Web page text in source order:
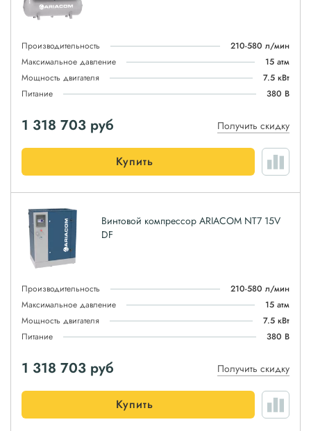
Производительность
210-580 л/мин
Максимальное давление
15 атм
Мощность двигателя
7.5 кВт
Питание
380 В
1 318 703 руб Получить скидку
Купить
Винтовой компрессор ARIACOM NT7 15V
DF
Производительность
210-580 л/мин
Максимальное давление
15 атм
Мощность двигателя
7.5 кВт
Питание
380 В
1 318 703 руб Получить скидку
Купить